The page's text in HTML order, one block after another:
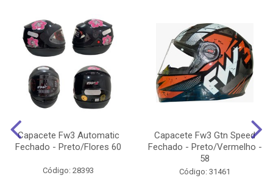
Capacete Fw3 Automatic
Fechado - Preto/Flores 60
Código: 28393
Capacete Fw3 Gtn Speed
Fechado - Preto/Vermelho -
58
Código: 31461